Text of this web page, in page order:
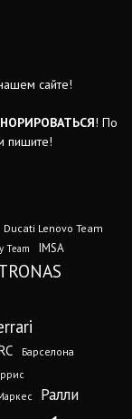
сайте!
! По
пишите!
Ducati Lenovo Team
Team IMSA
Барселона
Ралли